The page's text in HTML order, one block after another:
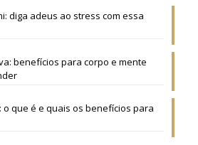
diga adeus ao stress com essa
benefícios para corpo e mente
o que é e quais os benefícios para